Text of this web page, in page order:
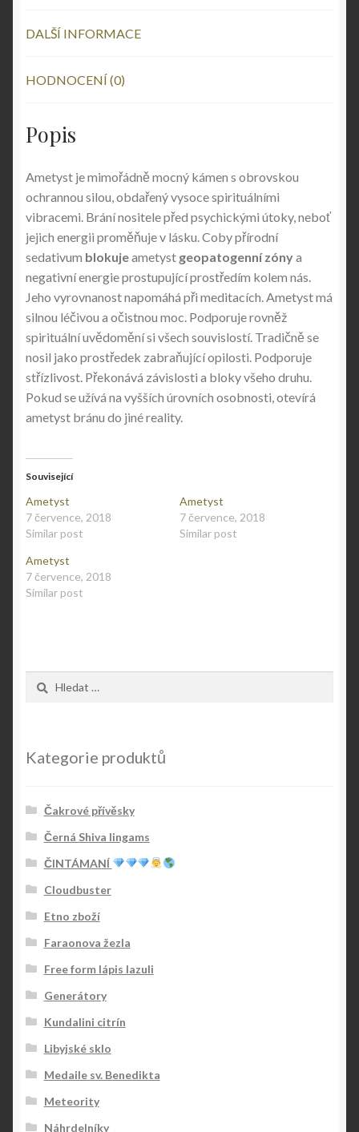
DALŠÍ INFORMACE
HODNOCENÍ (0)
Popis
Ametyst je mimořádně mocný kámen s obrovskou
ochrannou silou, obdařený vysoce spirituálními
vibracemi. Brání nositele před psychickými útoky, neboť
jejich energii proměňuje v lásku. Coby přírodní
sedativum blokujeametyst geopatogenní zónya
negativní energie prostupující prostředím kolem nás.
Jeho vyrovnanost napomáhá při meditacích. Ametyst má
silnou léčivou a očistnou moc. Podporuje rovněž
spirituální uvědomění si všech souvislostí. Tradičně se
nosil jako prostředek zabraňující opilosti. Podporuje
střízlivost. Překonává závislosti a bloky všeho druhu.
Pokud se užívá na vyšších úrovních osobnosti, otevírá
ametyst bránu do jiné reality.
Související
Ametyst
7 července, 2018
Similar post
Ametyst
7 července, 2018
Similar post
Ametyst
7 července, 2018
Similar post
Kategorie produktů
Čakrové přívěsky
Černá Shiva lingams
ČINTÁMANÍ
Cloudbuster
Etno zboží
Faraonova žezla
Free form lápis lazuli
Generátory
Kundalini citrín
Libyjské sklo
Medaile sv. Benedikta
Meteority
Náhrdelníky